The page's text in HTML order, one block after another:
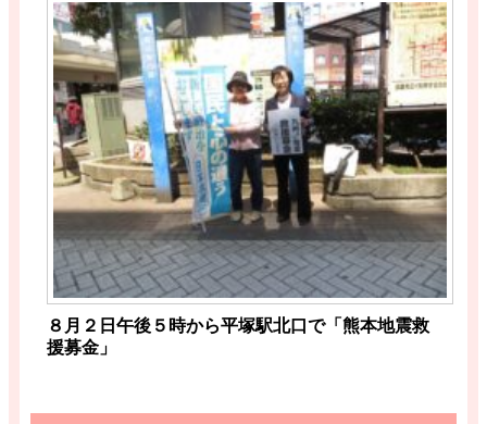
８月２日午後５時から平塚駅北口で「熊本地震救
援募金」